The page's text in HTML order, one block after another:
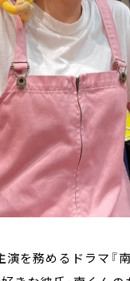
を務めるドラマ『